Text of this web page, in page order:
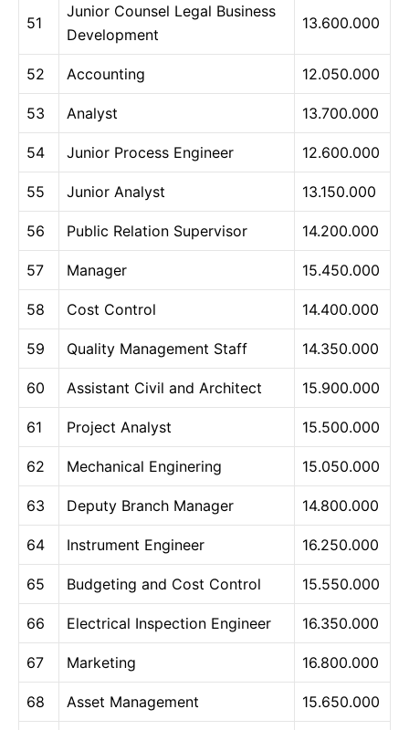
51
Junior Counsel Legal Business
Development
13.600.000
52 Accounting 12.050.000
53 Analyst 13.700.000
54 Junior Process Engineer 12.600.000
55 Junior Analyst 13.150.000
56 Public Relation Supervisor 14.200.000
57 Manager 15.450.000
58 Cost Control 14.400.000
59 Quality Management Staff 14.350.000
60 Assistant Civil and Architect 15.900.000
61 Project Analyst 15.500.000
62 Mechanical Enginering 15.050.000
63 Deputy Branch Manager 14.800.000
64 Instrument Engineer 16.250.000
65 Budgeting and Cost Control 15.550.000
66 Electrical Inspection Engineer 16.350.000
67 Marketing 16.800.000
68 Asset Management 15.650.000